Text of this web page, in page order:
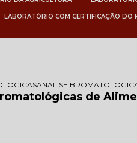
LABORATÓRIO COM CERTIFICAÇÃO DO
ANALISE
de